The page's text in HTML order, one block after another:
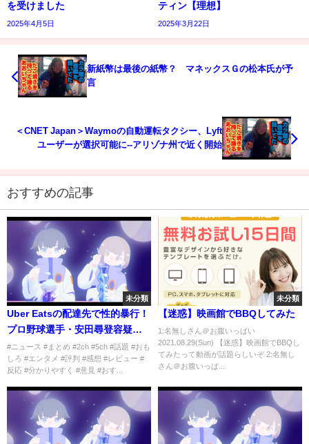
を受けました
2025年4月5日
ティン【理想】
2025年3月22日
新紙幣は最後の紙幣？ マネックスＧの松本氏が予
言
＜CNET Japan＞Waymoの自動運転タクシー、Lyft
ユーザーが選択可能に--アリゾナ州で近く開始
おすすめの記事
未分類
Uber Eatsの配達先で性的暴行！
プロ野球選手・安田尋登容疑者
を逮捕！
#ニュース #まとめ #2ch #5ch #話題 #おも
しろ #エンタメ #評判 #感想 #レビュー #
反応 #分かりやすく #意見 #おす...
未分類
【迷惑】映画館でBBQしてみた
1:名無しさん＠お腹いっぱい
2021.08.29(Sun) 【迷惑】映画館でBBQし
てみたって動画が話題らしいぞ 2:名無し
さん＠お腹いっぱ...